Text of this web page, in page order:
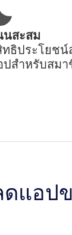
นสะสม
ธิประโยชน์
สำหรับสมา
แอปข